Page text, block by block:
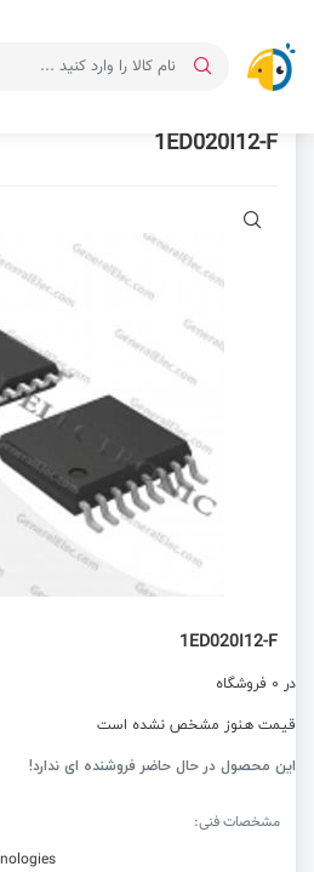
1ED020I12-F
1ED020I12-F
در 0 فروشگاه
قیمت هنوز مشخص نشده است
این محصول در حال حاضر فروشنده ای ندارد!
مشخصات فنی: